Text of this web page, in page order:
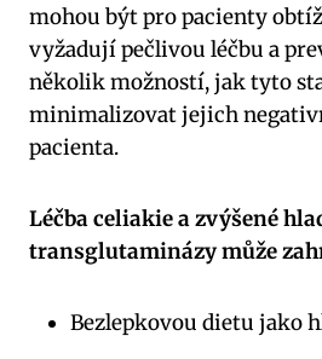
mohou být pro pacienty
vyžadují pečlivou léčbu a
několik možností, jak tyto
minimalizovat jejich
pacienta.
Léčba celiakie a zvýšené
transglutaminázy může
Bezlepkovou dietu jako